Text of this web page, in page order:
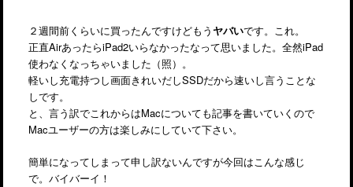
２週間前くらいに買ったんですけどもう ヤバいです。これ。
正直AirあったらiPad2いらなかったなって思いました。全然iPad
使わなくなっちゃいました（照）。
軽いし充電持つし画面きれいだしSSDだから速いし言うことな
しです。
と、言う訳でこれからはMacについても記事を書いていくので
Macユーザーの方は楽しみにしていて下さい。
簡単になってしまって申し訳ないんですが今回はこんな感じ
で。バイバーイ！